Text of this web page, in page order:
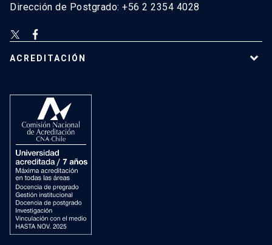
Dirección de Postgrado: +56 2 2354 4028
ACREDITACIÓN